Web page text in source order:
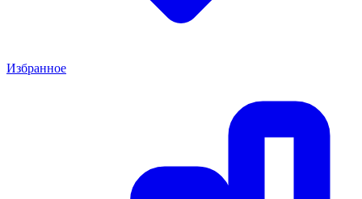
Избранное